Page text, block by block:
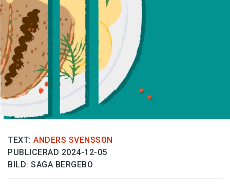
TEXT: ANDERS SVENSSON
PUBLICERAD 2024-12-05
BILD: SAGA BERGEBO